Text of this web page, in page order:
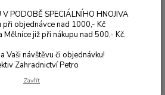
PODOBĚ SPECIÁLNÍHO HNOJIVA
při objednávce nad 1000,- Kč
Mělníce již při nákupu nad 500,- Kč.
Vaši návštěvu či objednávku!
Zahradnictví Petro
Zavřít